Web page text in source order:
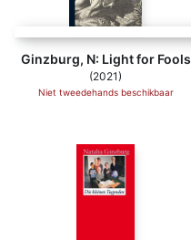
Ginzburg, N: Light for Fools
(2021)
Niet tweedehands beschikbaar